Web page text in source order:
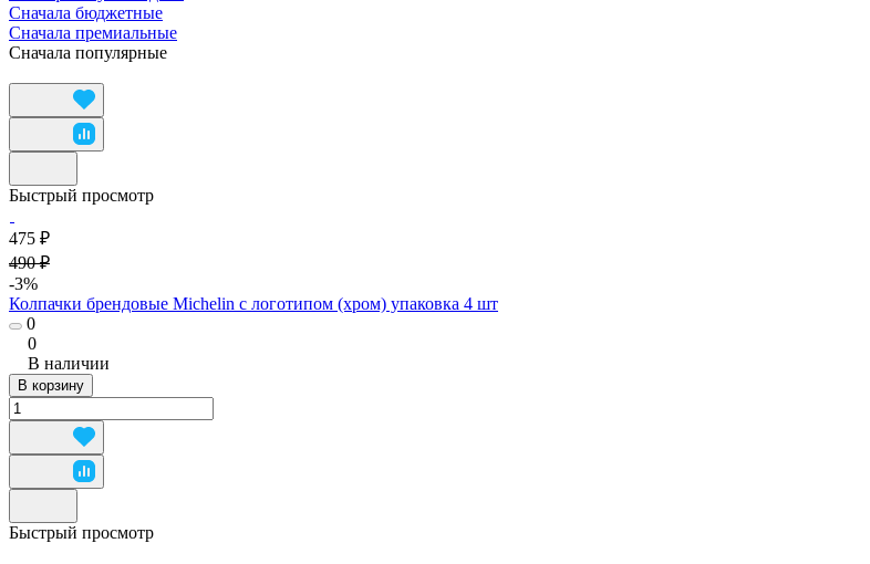
Сначала бюджетные
Сначала премиальные
Сначала популярные
Быстрый просмотр
475 ₽
490 ₽
-3%
Колпачки брендовые Michelin c логотипом (хром) упаковка 4 шт
0
0
В наличии
В корзину
Быстрый просмотр